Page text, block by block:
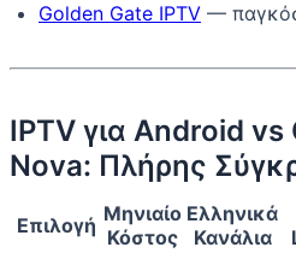
Golden Gate IPTV —
IPTV για Android
Nova: Πλήρης
Επιλογή Μηνιαίο
Κόστος
Ελληνικά
Κανάλια